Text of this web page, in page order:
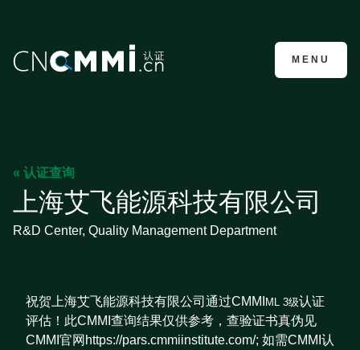
CMMI认证咨询
MENU
« 认证查询
上海艾飞能源科技有限公司
R&D Center, Quality Management Department
祝贺上海艾飞能源科技有限公司通过CMMI ML 3级认证
评估！此CMMI查询结果仅供参考，查验证书真伪见
CMMI官网https://pars.cmmiinstitute.com/; 如需CMMI认